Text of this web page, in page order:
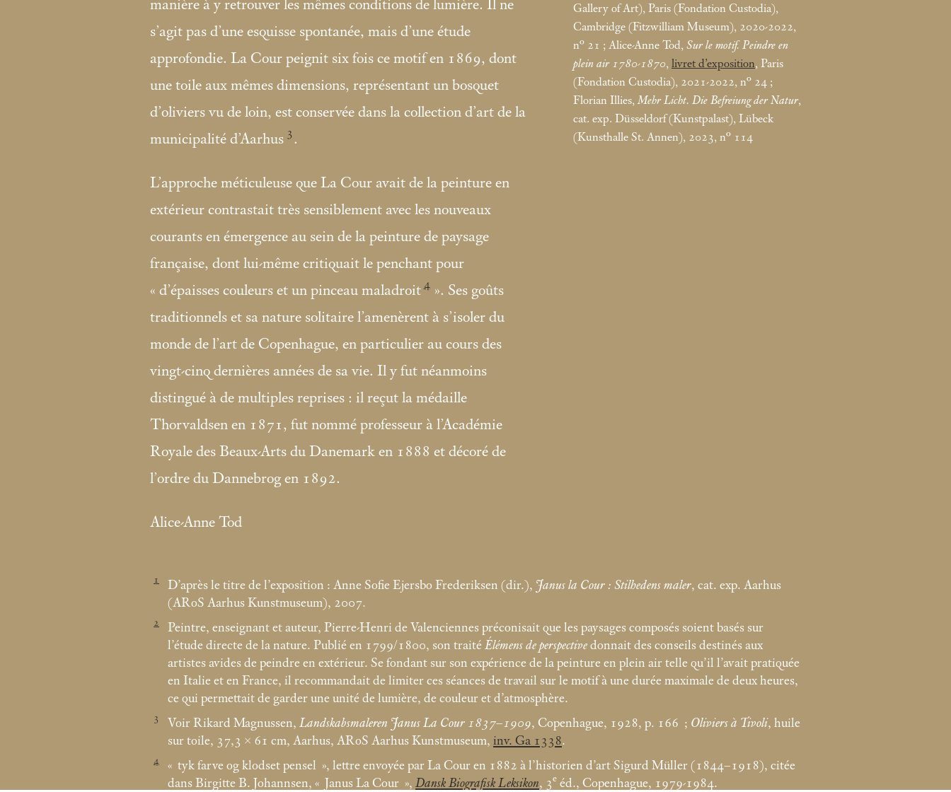
manière à y retrouver les mêmes conditions de lumière. Il ne
s’agit pas d’une esquisse spontanée, mais d’une étude
approfondie. La Cour peignit six fois ce motif en 1869, dont
une toile aux mêmes dimensions, représentant un bosquet
d’oliviers vu de loin, est conservée dans la collection d’art de la
municipalité d’Aarhus 3 .
L’approche méticuleuse que La Cour avait de la peinture en
extérieur contrastait très sensiblement avec les nouveaux
courants en émergence au sein de la peinture de paysage
française, dont lui-même critiquait le penchant pour
« d’épaisses couleurs et un pinceau maladroit 4 ». Ses goûts
traditionnels et sa nature solitaire l’amenèrent à s’isoler du
monde de l’art de Copenhague, en particulier au cours des
vingt-cinq dernières années de sa vie. Il y fut néanmoins
distingué à de multiples reprises : il reçut la médaille
Thorvaldsen en 1871, fut nommé professeur à l’Académie
Royale des Beaux-Arts du Danemark en 1888 et décoré de
l’ordre du Dannebrog en 1892.
Alice-Anne Tod
Gallery of Art), Paris (Fondation Custodia),
Cambridge (Fitzwilliam Museum), 2020-2022,
n° 21 ; Alice-Anne Tod, Sur le motif. Peindre en
plein air 1780-1870, livret d’exposition, Paris
(Fondation Custodia), 2021-2022, n° 24 ;
Florian Illies,Mehr Licht. Die Befreiung der Natur,
cat. exp. Düsseldorf (Kunstpalast), Lübeck
(Kunsthalle St. Annen), 2023, n° 114
1 D’après le titre de l’exposition : Anne Sofie Ejersbo Frederiksen (dir.), Janus la Cour : Stilhedens maler, cat. exp. Aarhus
(ARoS Aarhus Kunstmuseum), 2007.
2
Peintre, enseignant et auteur, Pierre-Henri de Valenciennes préconisait que les paysages composés soient basés sur
l’étude directe de la nature. Publié en 1799/1800, son traité Élémens de perspective donnait des conseils destinés aux
artistes avides de peindre en extérieur. Se fondant sur son expérience de la peinture en plein air telle qu’il l’avait pratiquée
en Italie et en France, il recommandait de limiter ces séances de travail sur le motif à une durée maximale de deux heures,
ce qui permettait de garder une unité de lumière, de couleur et d’atmosphère.
3 Voir Rikard Magnussen, Landskabsmaleren Janus La Cour 1837–1909, Copenhague, 1928, p. 166 ; Oliviers à Tivoli, huile
sur toile, 37,3 × 61 cm, Aarhus, ARoS Aarhus Kunstmuseum, inv. Ga 1338.
4 « tyk farve og klodset pensel », lettre envoyée par La Cour en 1882 à l’historien d’art Sigurd Müller (1844–1918), citée
dans Birgitte B. Johannsen, « Janus La Cour », Dansk Biografisk Leksikon, 3e éd., Copenhague, 1979-1984.